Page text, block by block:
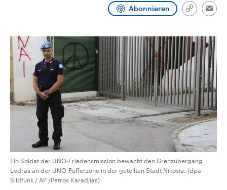
und Kandidaten der anstehenden Abonnieren
Link
Ein Soldat der UNO-Friedensmission bewacht den Grenzübergang
Ledras an der UNO-Pufferzone in der geteilten Stadt Nikosia. (dpa-
Bildfunk / AP /Petros Karadjias)